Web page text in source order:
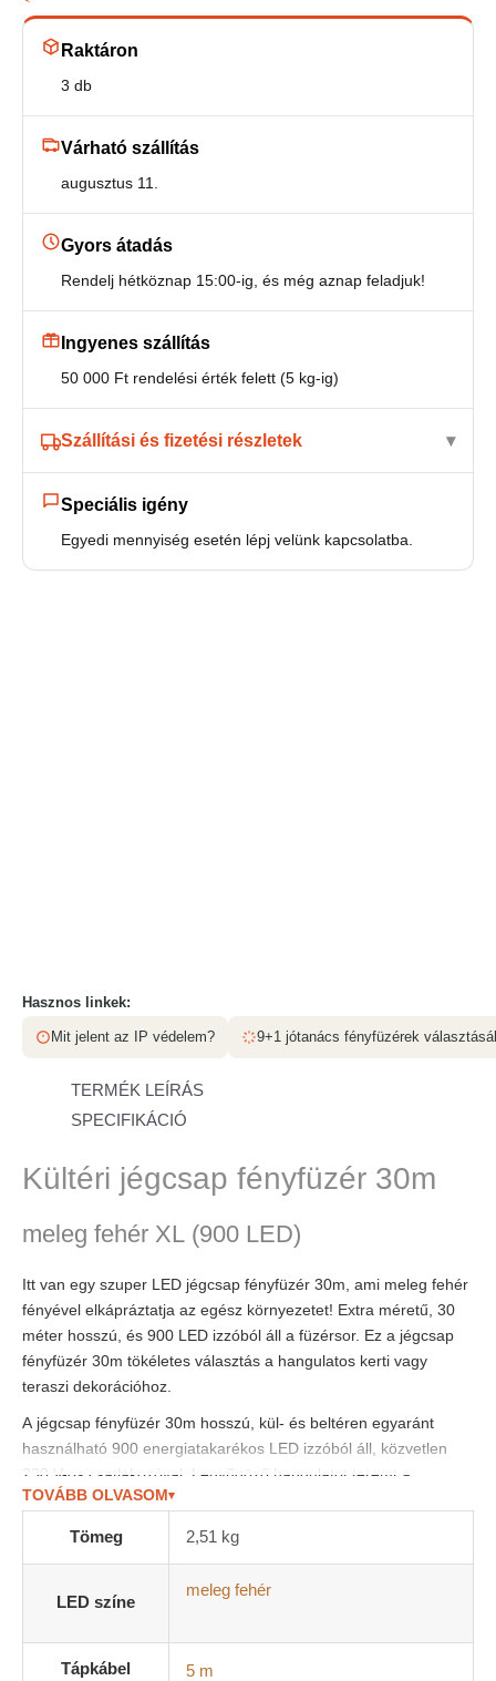
30m
Raktáron
3 db
Várható szállítás
augusztus 11.
Gyors átadás
Rendelj hétköznap 15:00-ig, és még aznap feladjuk!
Ingyenes szállítás
50 000 Ft rendelési érték felett (5 kg-ig)
Szállítási és fizetési részletek
Speciális igény
Egyedi mennyiség esetén lépj velünk kapcsolatba.
Hasznos linkek:
Mit jelent az IP védelem? 9+1 jótanács fényfüzérek
TERMÉK LEÍRÁS
SPECIFIKÁCIÓ
Kültéri jégcsap fényfüzér 30m
meleg fehér XL (900 LED)
Itt van egy szuper LED jégcsap fényfüzér 30m, ami meleg fehér
fényével elkápráztatja az egész környezetet! Extra méretű, 30
méter hosszú, és 900 LED izzóból áll a füzérsor. Ez a jégcsap
fényfüzér 30m tökéletes választás a hangulatos kerti vagy
teraszi dekorációhoz.
A jégcsap fényfüzér 30m hosszú, kül- és beltéren egyaránt
használható 900 energiatakarékos LED izzóból áll, közvetlen
230 V-os csatlakozóval. Lenyűgöző hangulatot teremt a
teraszra, a kertbe vagy a ház falára helyezve.
VILÁGÍTÁSI MÓDOK
8 világító mód: pl. fel-felvillanó, villogó, halványodó, hullámzó és
megnyomásával változtathatók a funkciók.
TOVÁBB OLVASOM▾
Tömeg 2,51 kg
LED színe
meleg fehér
Tápkábel 5 m